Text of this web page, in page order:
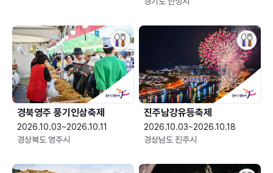
경북영주 풍기인삼축제
2026.10.03~2026.10.11
경상북도 영주시
진주남강유등축제
2026.10.03~2026.10.18
경상남도 진주시